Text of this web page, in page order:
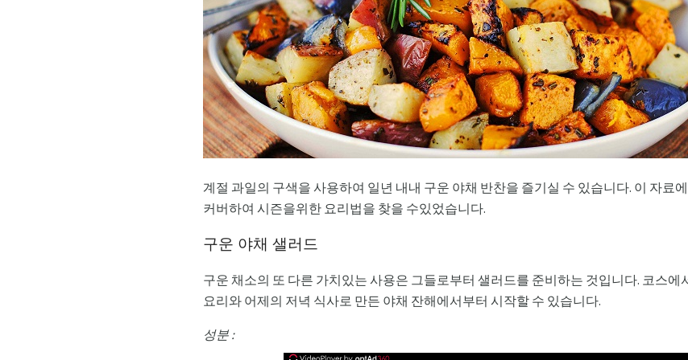
계절 과일의 구색을 사용하여 일년 내내 구운 야채 반찬을 즐기실 수 있습니다. 이 자료
커버하여 시즌을위한 요리법을 찾을 수있었습니다.
구운 야채 샐러드
구운 채소의 또 다른 가치있는 사용은 그들로부터 샐러드를 준비하는 것입니다. 코스에
요리와 어제의 저녁 식사로 만든 야채 잔해에서부터 시작할 수 있습니다.
성분 :